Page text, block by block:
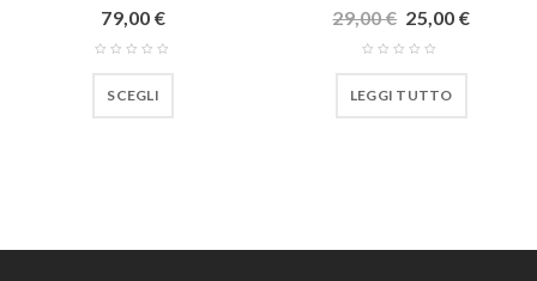
79,00 €
SCEGLI
29,00€ 25,00 €
LEGGI TUTTO